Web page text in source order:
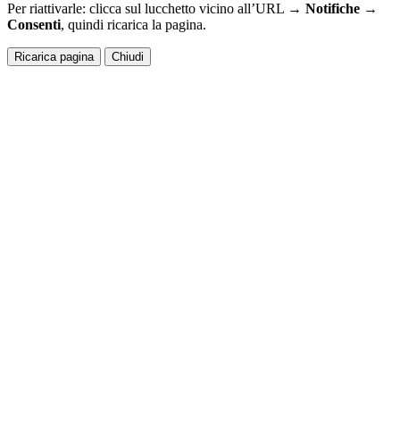
Per riattivarle: clicca sul lucchetto vicino all’URL → Notifiche →
Consenti, quindi ricarica la pagina.
Ricarica pagina Chiudi